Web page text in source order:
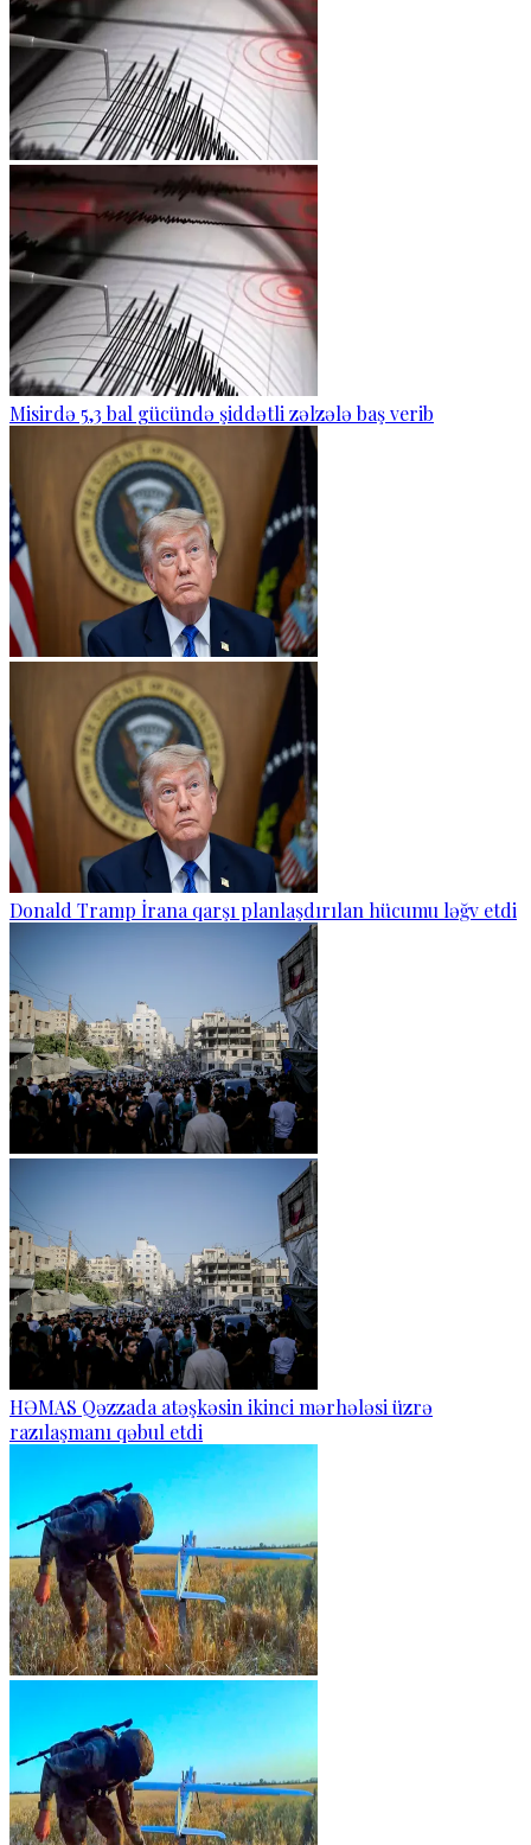
Misirdə 5,3 bal gücündə şiddətli zəlzələ baş verib
Donald Tramp İrana qarşı planlaşdırılan hücumu ləğv etdi
HƏMAS Qəzzada atəşkəsin ikinci mərhələsi üzrə
razılaşmanı qəbul etdi